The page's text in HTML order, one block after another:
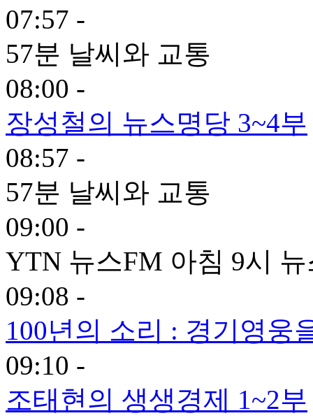
07:57 -
57분 날씨와 교통
08:00 -
장성철의 뉴스명당 3~4부
08:57 -
57분 날씨와 교통
09:00 -
YTN 뉴스FM 아침 9시 뉴
09:08 -
100년의 소리 : 경기영웅
09:10 -
조태현의 생생경제 1~2부